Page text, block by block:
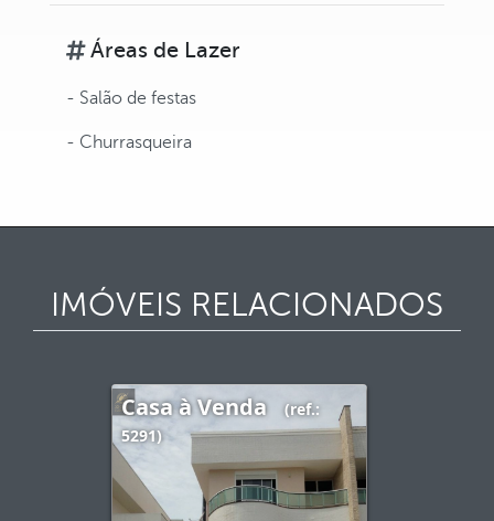
Áreas de Lazer
- Salão de festas
- Churrasqueira
IMÓVEIS RELACIONADOS
Casa à Venda
(ref.:
5291)